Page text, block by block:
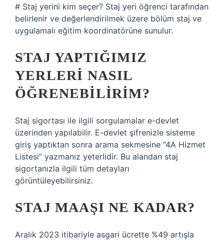
# Staj yerini kim seçer? Staj yeri öğrenci tarafından
belirlenir ve değerlendirilmek üzere bölüm staj ve
uygulamalı eğitim koordinatörüne sunulur.
STAJ YAPTIĞIMIZ
YERLERI NASIL
ÖĞRENEBILIRIM?
Staj sigortası ile ilgili sorgulamalar e-devlet
üzerinden yapılabilir. E-devlet şifrenizle sisteme
giriş yaptıktan sonra arama sekmesine “4A Hizmet
Listesi” yazmanız yeterlidir. Bu alandan staj
sigortanızla ilgili tüm detayları
görüntüleyebilirsiniz.
STAJ MAAŞI NE KADAR?
Aralık 2023 itibariyle asgari ücrette %49 artışla